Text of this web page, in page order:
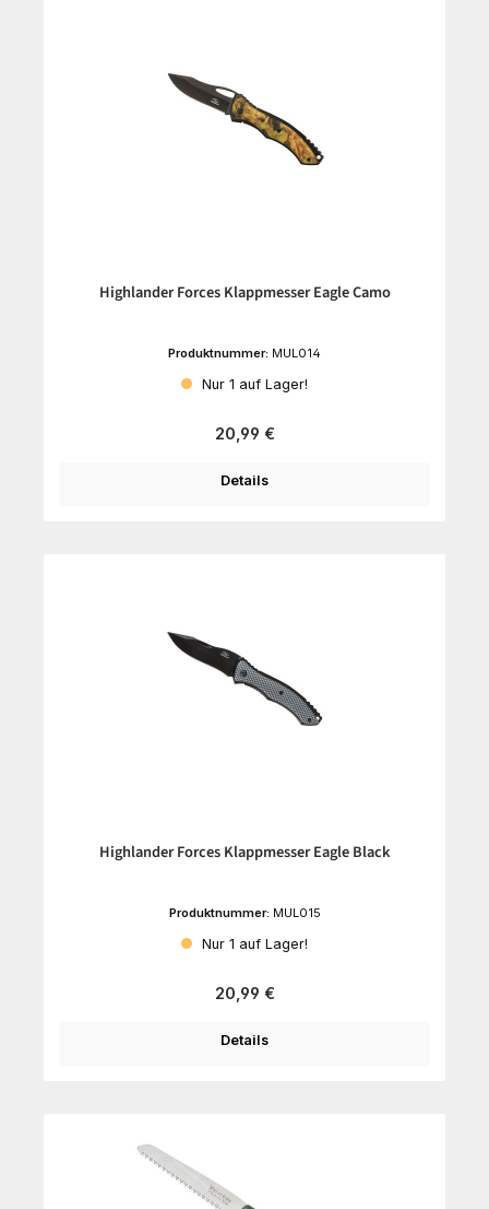
Highlander Forces Klappmesser Eagle Camo
Produktnummer: MUL014
Nur 1 auf Lager!
Regulärer Preis:
20,99 €
Details
Highlander Forces Klappmesser Eagle Black
Produktnummer: MUL015
Nur 1 auf Lager!
Regulärer Preis:
20,99 €
Details